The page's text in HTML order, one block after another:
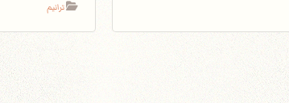
ترانيم